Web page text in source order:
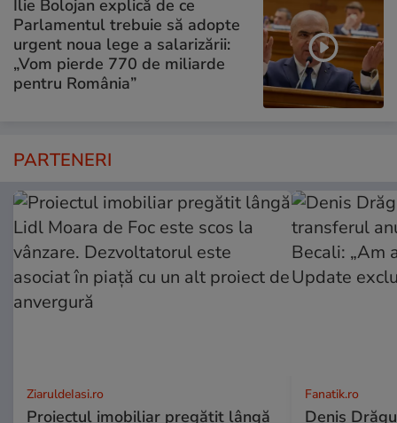
Ilie Bolojan explică de ce
Parlamentul trebuie să adopte
urgent noua lege a salarizării:
„Vom pierde 770 de miliarde
pentru România”
PARTENERI
ZiaruldeIasi.ro
Proiectul imobiliar pregătit lângă
Fanatik.ro
Denis